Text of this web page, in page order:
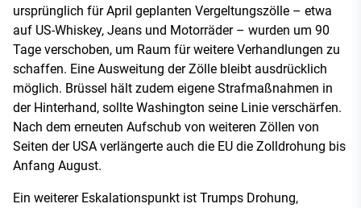
ursprünglich für April geplanten Vergeltungszölle – etwa
auf US-Whiskey, Jeans und Motorräder – wurden um 90
Tage verschoben, um Raum für weitere Verhandlungen zu
schaffen. Eine Ausweitung der Zölle bleibt ausdrücklich
möglich. Brüssel hält zudem eigene Strafmaßnahmen in
der Hinterhand, sollte Washington seine Linie verschärfen.
Nach dem erneuten Aufschub von weiteren Zöllen von
Seiten der USA verlängerte auch die EU die Zolldrohung bis
Anfang August.
Ein weiterer Eskalationspunkt ist Trumps Drohung,